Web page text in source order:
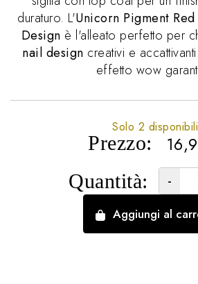
duraturo. L'Unicorn Pigment Red
Design è l'alleato perfetto per
nail design creativi e
effetto wow
Prezzo:
Solo 2 disponibili
Quantità: -
Aggiungi al